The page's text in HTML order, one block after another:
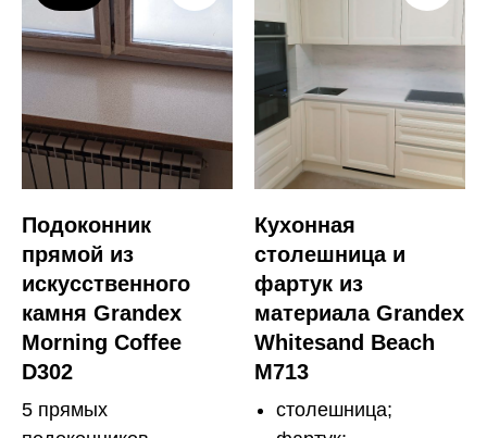
Подоконник
прямой из
искусственного
камня Grandex
Morning Coffee
D302
5 прямых
Кухонная
столешница и
фартук из
материала Grandex
Whitesand Beach
M713
столешница;